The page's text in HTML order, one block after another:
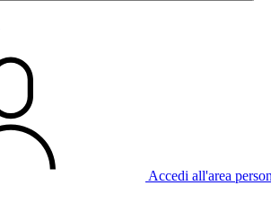
Accedi all'area